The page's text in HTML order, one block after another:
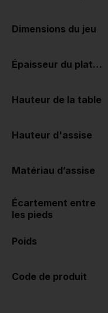
Dimensions du jeu
Épaisseur du plateau de table
Hauteur de la table
Hauteur d'assise
Matériau d’assise
Écartement entre
les pieds
Poids
Code de produit